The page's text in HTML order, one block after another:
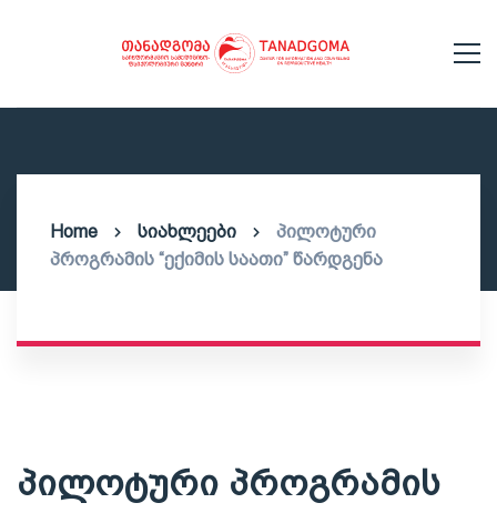
Home სიახლეები
პილოტური
პროგრამის “ექიმის საათი” წარდგენა
პილოტური პროგრამის